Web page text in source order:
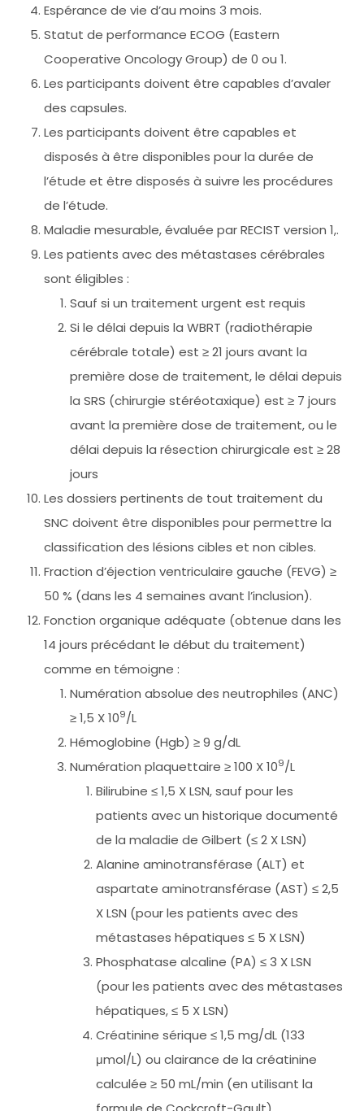
Espérance de vie d’au moins 3 mois.
Statut de performance ECOG (Eastern
Cooperative Oncology Group) de 0 ou 1.
Les participants doivent être capables d’avaler
des capsules.
Les participants doivent être capables et
disposés à être disponibles pour la durée de
l’étude et être disposés à suivre les procédures
de l’étude.
Maladie mesurable, évaluée par RECIST version 1,.
Les patients avec des métastases cérébrales
sont éligibles :
Sauf si un traitement urgent est requis
Si le délai depuis la WBRT (radiothérapie
cérébrale totale) est ≥ 21 jours avant la
première dose de traitement, le délai depuis
la SRS (chirurgie stéréotaxique) est ≥ 7 jours
avant la première dose de traitement, ou le
délai depuis la résection chirurgicale est ≥ 28
jours
Les dossiers pertinents de tout traitement du
SNC doivent être disponibles pour permettre la
classification des lésions cibles et non cibles.
Fraction d’éjection ventriculaire gauche (FEVG) ≥
50 % (dans les 4 semaines avant l’inclusion).
Fonction organique adéquate (obtenue dans les
14 jours précédant le début du traitement)
comme en témoigne :
Numération absolue des neutrophiles (ANC)
≥ 1,5 X 109/L
Hémoglobine (Hgb) ≥ 9 g/dL
Numération plaquettaire ≥ 100 X 109/L
Bilirubine ≤ 1,5 X LSN, sauf pour les
patients avec un historique documenté
de la maladie de Gilbert (≤ 2 X LSN)
Alanine aminotransférase (ALT) et
aspartate aminotransférase (AST) ≤ 2,5
X LSN (pour les patients avec des
métastases hépatiques ≤ 5 X LSN)
Phosphatase alcaline (PA) ≤ 3 X LSN
(pour les patients avec des métastases
hépatiques, ≤ 5 X LSN)
Créatinine sérique ≤ 1,5 mg/dL (133
μmol/L) ou clairance de la créatinine
calculée ≥ 50 mL/min (en utilisant la